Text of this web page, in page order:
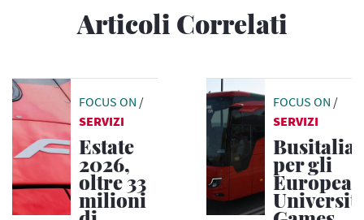
Articoli Correlati
FOCUS ON /
SERVIZI
Estate
2026,
oltre 33
milioni
FOCUS ON /
SERVIZI
Busitalia
per gli
European